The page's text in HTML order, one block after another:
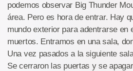
podemos observar Big Thunder
área. Pero es hora de entrar. Hay
mundo exterior para adentrarse en
muertos. Entramos en una sala,
Una vez pasados a la siguiente
Se cerraron las puertas y se